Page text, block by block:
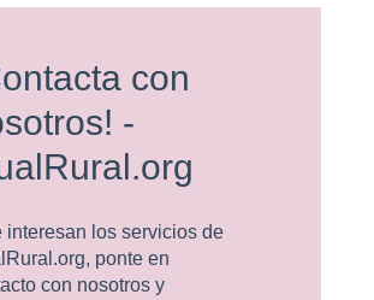
con
-
interesan los servicios de
ponte en
con nosotros y